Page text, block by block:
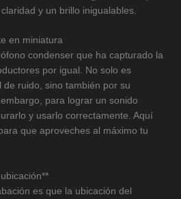
y un brillo inigualables.
en miniatura
condenser que ha capturado la
por igual. No solo es
ruido, sino también por su
para lograr un sonido
y usarlo correctamente. Aquí
que aproveches al máximo tu
es que la ubicación del